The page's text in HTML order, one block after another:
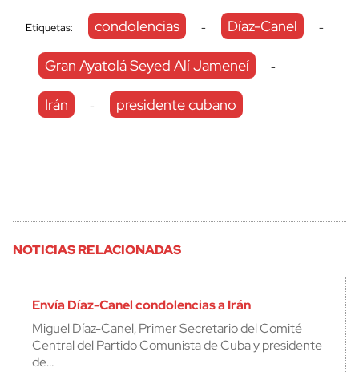
Etiquetas: condolencias - Díaz-Canel -
Gran Ayatolá Seyed Alí Jameneí -
Irán - presidente cubano
NOTICIAS RELACIONADAS
Envía Díaz-Canel condolencias a Irán
Miguel Díaz-Canel, Primer Secretario del Comité
Central del Partido Comunista de Cuba y presidente
de…